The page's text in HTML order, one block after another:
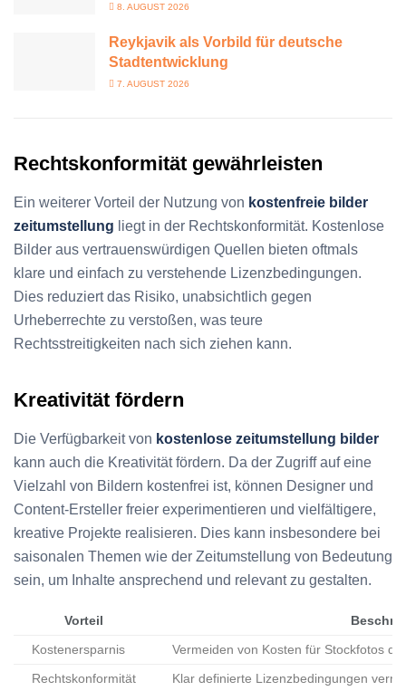
8. AUGUST 2026
Reykjavik als Vorbild für deutsche
Stadtentwicklung
7. AUGUST 2026
Rechtskonformität gewährleisten
Ein weiterer Vorteil der Nutzung von kostenfreie bilder
zeitumstellung liegt in der Rechtskonformität. Kostenlose
Bilder aus vertrauenswürdigen Quellen bieten oftmals
klare und einfach zu verstehende Lizenzbedingungen.
Dies reduziert das Risiko, unabsichtlich gegen
Urheberrechte zu verstoßen, was teure
Rechtsstreitigkeiten nach sich ziehen kann.
Kreativität fördern
Die Verfügbarkeit von kostenlose zeitumstellung bilder
kann auch die Kreativität fördern. Da der Zugriff auf eine
Vielzahl von Bildern kostenfrei ist, können Designer und
Content-Ersteller freier experimentieren und vielfältigere,
kreative Projekte realisieren. Dies kann insbesondere bei
saisonalen Themen wie der Zeitumstellung von Bedeutung
sein, um Inhalte ansprechend und relevant zu gestalten.
Vorteil
Kostenersparnis Vermeiden von Kosten für Stockfotos
Rechtskonformität Klar definierte Lizenzbedingungen